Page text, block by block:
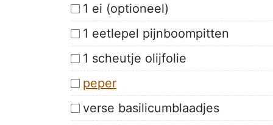
1 ei (optioneel)
1 eetlepel pijnboompitten
1 scheutje olijfolie
peper
verse basilicumblaadjes